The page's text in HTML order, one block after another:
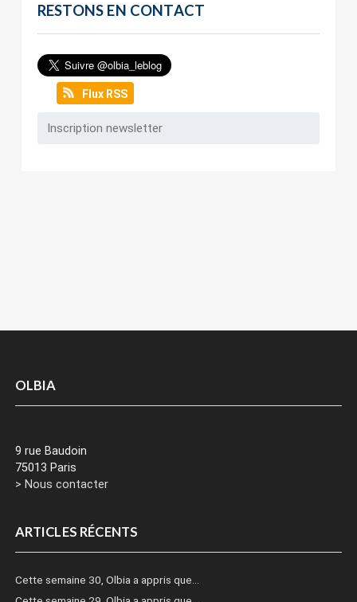
RESTONS EN CONTACT
Flux RSS
OLBIA
9 rue Baudoin
75013 Paris
> Nous contacter
ARTICLES RÉCENTS
Cette semaine 30, Olbia a appris que…